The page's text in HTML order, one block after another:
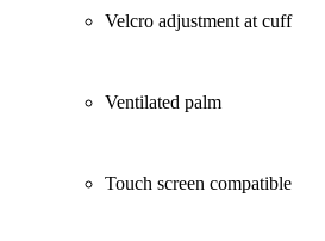
Velcro adjustment at cuff
Ventilated palm
Touch screen compatible